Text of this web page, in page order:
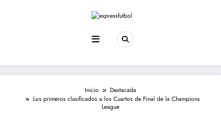
Inicio
Destacada
Los primeros clasificados a los Cuartos de Final de la Champions
League